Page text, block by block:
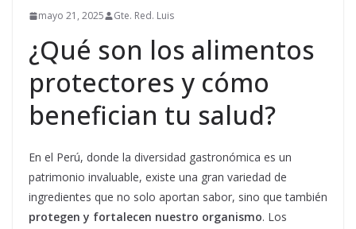
mayo 21, 2025 Gte. Red. Luis
¿Qué son los alimentos
protectores y cómo
benefician tu salud?
En el Perú, donde la diversidad gastronómica es un
patrimonio invaluable, existe una gran variedad de
ingredientes que no solo aportan sabor, sino que también
protegen y fortalecen nuestro organismo. Los